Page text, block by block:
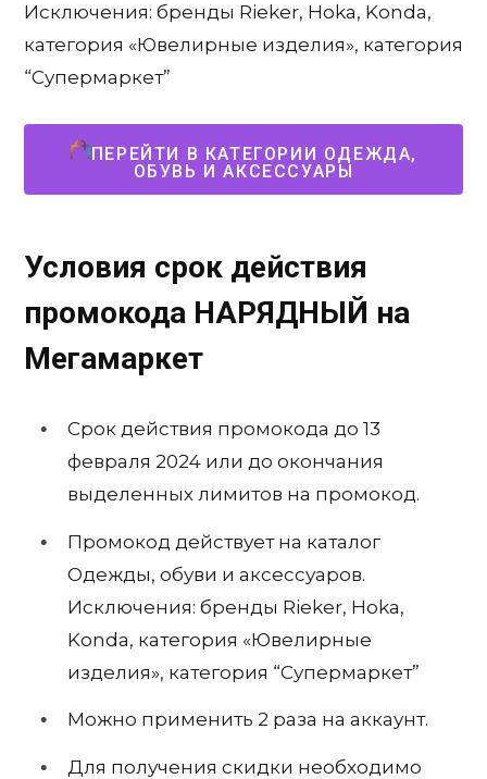
Исключения: бренды Rieker, Hoka, Konda,
категория «Ювелирные изделия», категория
“Супермаркет”
ПЕРЕЙТИ В КАТЕГОРИИ ОДЕЖДА,
ОБУВЬ И АКСЕССУАРЫ
Условия срок действия
промокода НАРЯДНЫЙ на
Мегамаркет
Срок действия промокода до 13
февраля 2024 или до окончания
выделенных лимитов на промокод.
Промокод действует на каталог
Одежды, обуви и аксессуаров.
Исключения: бренды Rieker, Hoka,
Konda, категория «Ювелирные
изделия», категория “Супермаркет”
Можно применить 2 раза на аккаунт.
Для получения скидки необходимо